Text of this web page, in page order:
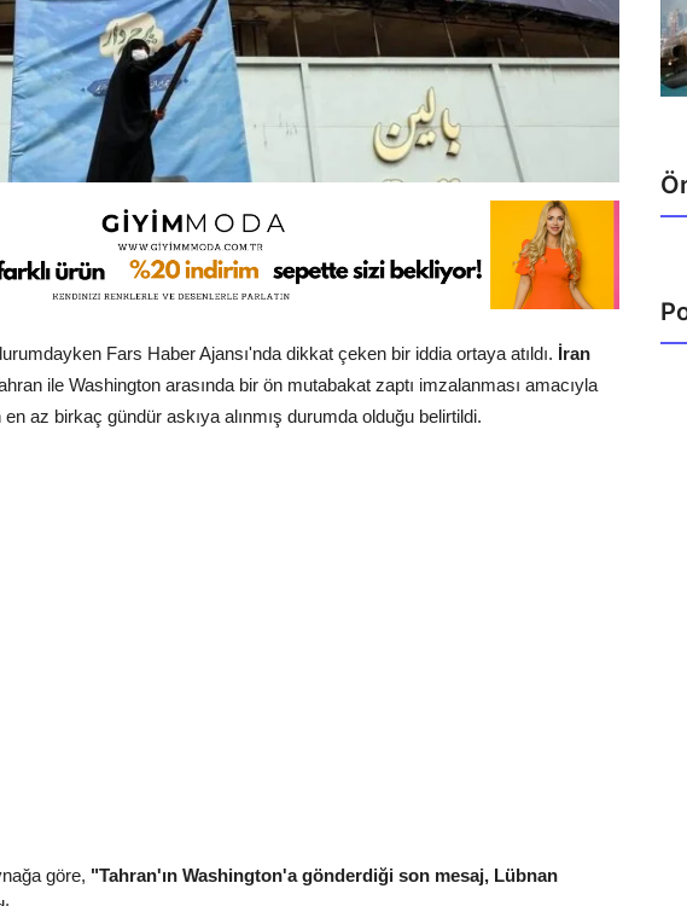
Fars Haber Ajansı'nda dikkat çeken bir iddia ortaya atıldı. İran
ile Washington arasında bir ön mutabakat zaptı imzalanması amacıyla
az birkaç gündür askıya alınmış durumda olduğu belirtildi.
göre, "Tahran'ın Washington'a gönderdiği son mesaj, Lübnan